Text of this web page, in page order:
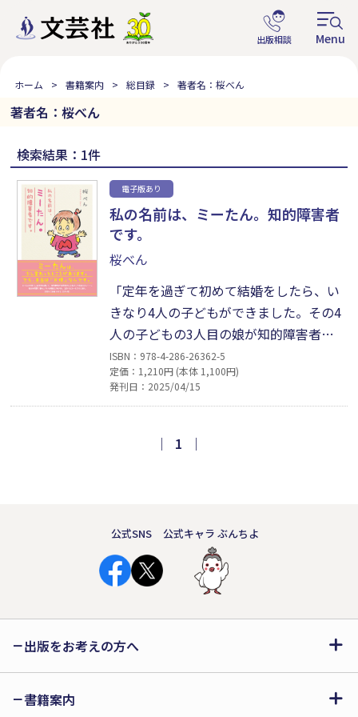
ホーム 書籍案内 総目録 著者名：桜べん
著者名：桜べん
検索結果：1件
電子版あり
私の名前は、ミーたん。知的障害者
です。
桜べん
「定年を過ぎて初めて結婚をしたら、い
きなり4人の子どもができました。その4
人の子どもの3人目の娘が知的障害者で
した」（本文より）。ミーたんの見てい
る世界を通して、知的障害や自閉症のこ
とを少しでも伝えたい──。毎日を咲顔
を、ミーたん視点で描いたエピソードと
ISBN：978-4-286-26362-5
定価：1,210円 (本体 1,100円)
発刊日：2025/04/15
｜ 1 ｜
公式SNS 公式キャラ ぶんちよ
出版をお考えの方へ
書籍案内